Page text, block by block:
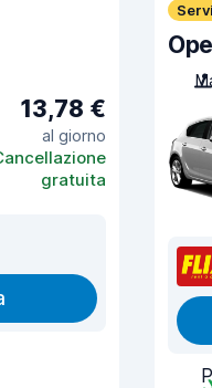
13,78 €
al giorno
gratuita